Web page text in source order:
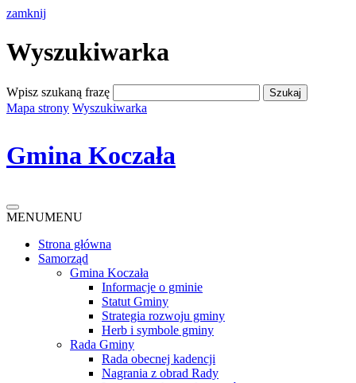
zamknij
Wyszukiwarka
Wpisz szukaną frazę
Mapa strony Wyszukiwarka
Gmina Koczała
MENUMENU
Strona główna
Samorząd
Gmina Koczała
Informacje o gminie
Statut Gminy
Strategia rozwoju gminy
Herb i symbole gminy
Rada Gminy
Rada obecnej kadencji
Nagrania z obrad Rady